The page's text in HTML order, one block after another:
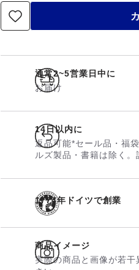
通常2~5営業日中に
お届け
14日以内に
返品可能*セール品・福
ルズ製品・書籍は除く。
1774年ドイツで創業
商品イメージ
実際の商品と画像が若